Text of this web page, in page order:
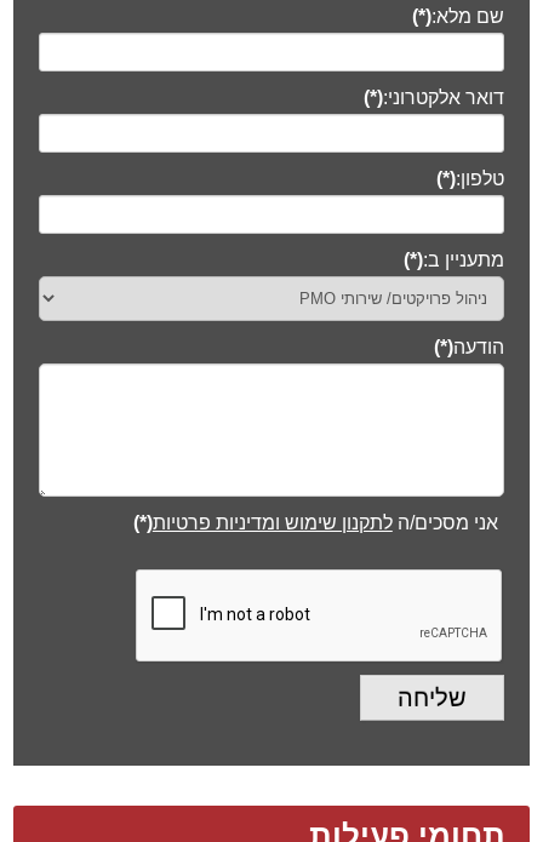
שם מלא:(*)
דואר אלקטרוני:(*)
טלפון:(*)
מתעניין ב:(*)
הודעה(*)
אני מסכים/הלתקנון שימוש ומדיניות פרטיות(*)
שליחה